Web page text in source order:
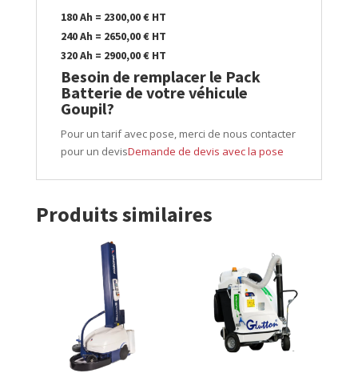
180 Ah = 2300,00 € HT
240 Ah = 2650,00 € HT
320 Ah = 2900,00 € HT
Besoin de remplacer le Pack
Batterie de votre véhicule
Goupil?
Pour un tarif avec pose, merci de nous contacter
pour un devisDemande de devis avec la pose
Produits similaires